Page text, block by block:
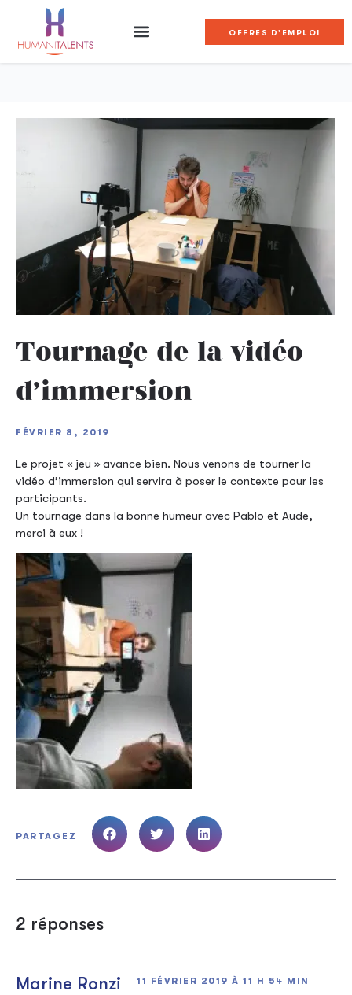
OFFRES D'EMPLOI
Tournage de la vidéo
d’immersion
FÉVRIER 8, 2019
Le projet « jeu » avance bien. Nous venons de tourner la
vidéo d’immersion qui servira à poser le contexte pour les
participants.
Un tournage dans la bonne humeur avec Pablo et Aude,
merci à eux !
PARTAGEZ
2 réponses
Marine Ronzi 11 FÉVRIER 2019 À 11 H 54 MIN